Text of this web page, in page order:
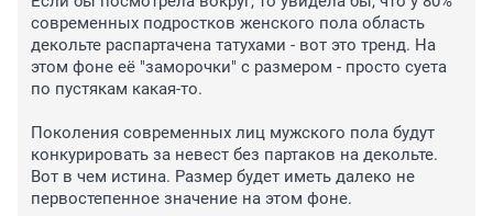
современных подростков женского пола область
декольте распартачена татухами - вот это тренд. На
этом фоне её "заморочки" с размером - просто суета
по пустякам какая-то.
Поколения современных лиц мужского пола будут
конкурировать за невест без партаков на декольте.
Вот в чем истина. Размер будет иметь далеко не
первостепенное значение на этом фоне.